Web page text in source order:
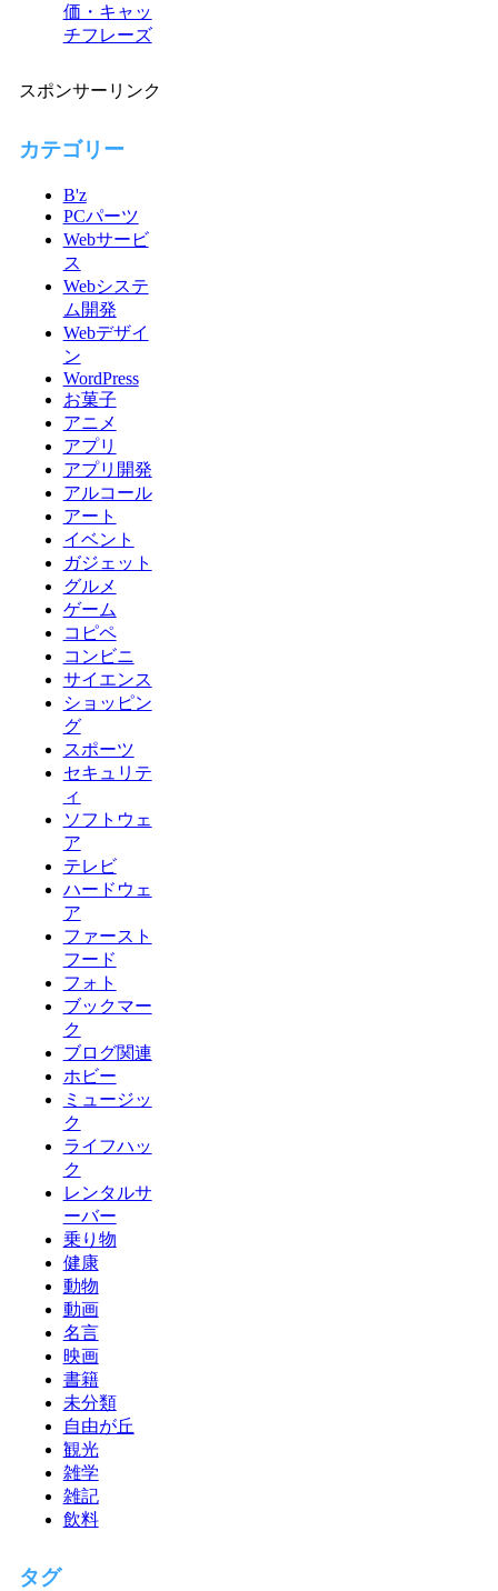
価・キャッ
チフレーズ
スポンサーリンク
カテゴリー
B'z
PCパーツ
Webサービ
ス
Webシステ
ム開発
Webデザイ
ン
WordPress
お菓子
アニメ
アプリ
アプリ開発
アルコール
アート
イベント
ガジェット
グルメ
ゲーム
コピペ
コンビニ
サイエンス
ショッピン
グ
スポーツ
セキュリテ
ィ
ソフトウェ
ア
テレビ
ハードウェ
ア
ファースト
フード
フォト
ブックマー
ク
ブログ関連
ホビー
ミュージッ
ク
ライフハッ
ク
レンタルサ
ーバー
乗り物
健康
動物
動画
名言
映画
書籍
未分類
自由が丘
観光
雑学
雑記
飲料
タグ